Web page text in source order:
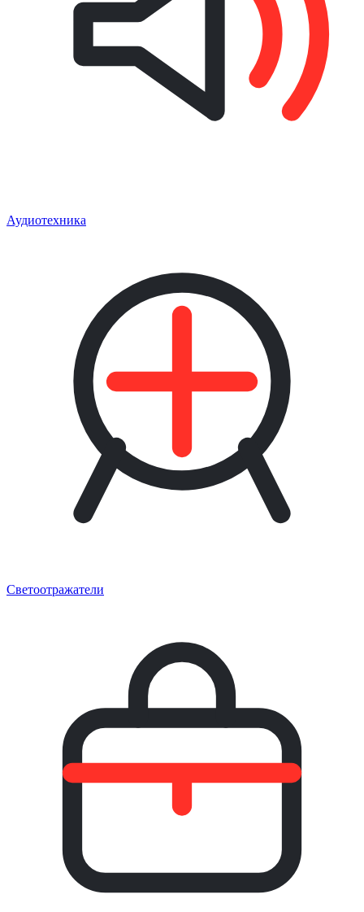
Аудиотехника
Светоотражатели